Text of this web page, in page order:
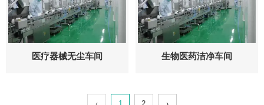
医疗器械无尘车间 生物医药洁净车间